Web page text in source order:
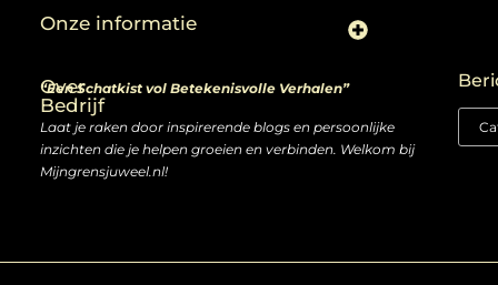
Over
Bedrijf
“Een Schatkist vol Betekenisvolle Verhalen”
Laat je raken door inspirerende blogs en persoonlijke
inzichten die je helpen groeien en verbinden. Welkom bij
Mijngrensjuweel.nl!
Onze informatie